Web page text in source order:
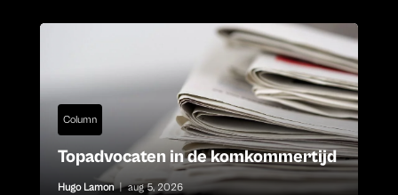
Column
Topadvocaten in de komkommertijd
Hugo Lamon | aug 5, 2026